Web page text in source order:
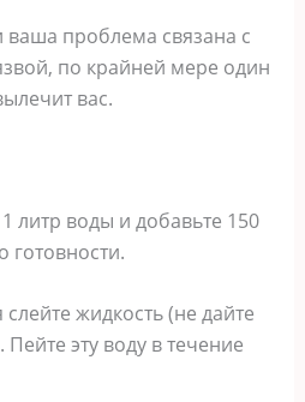
проблема связана с
по крайней мере один
вас.
литр воды и добавьте 150
готовности.
жидкость (не дайте
Пейте эту воду в течение